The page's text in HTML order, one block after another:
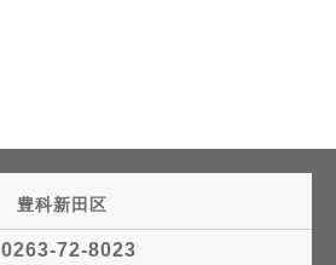
豊科新田区
0263-72-8023